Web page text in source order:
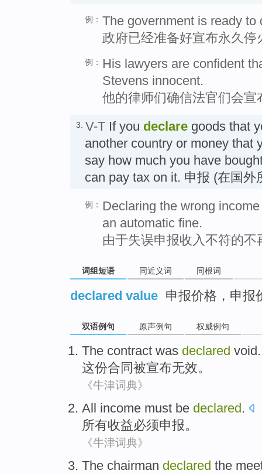
例： The government is ready
政府已经准备好宣布永久停
例： His lawyers are confident
Stevens innocent.
他的律师们确信法官们会
3. V-T If you declare goods that
another country or money that
say how much you have
can pay tax on it. 申报 (在国外
例： Declaring the wrong
an automatic fine.
由于失误申报收入不符的不
词组短语 同近义词 同根词
declared value 申报价格，申报
双语例句 原声例句 权威例句
The contract was declared void .
这份合同被宣布无效。
《牛津词典》
All income must be declared.
所有收益必须申报。
《牛津词典》
The chairman declared the